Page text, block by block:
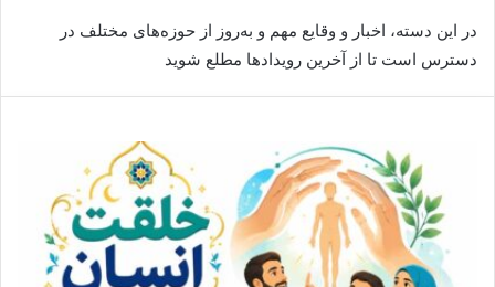
در این دسته، اخبار و وقایع مهم و به‌روز از حوزه‌های مختلف در
دسترس است تا از آخرین رویدادها مطلع شوید